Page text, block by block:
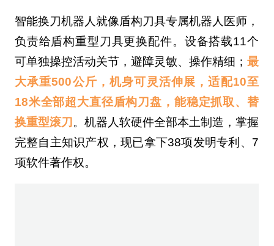
智能换刀机器人就像盾构刀具专属机器人医师，
负责给盾构重型刀具更换配件。设备搭载11个
可单独操控活动关节，避障灵敏、操作精细； 最
大承重500公斤，机身可灵活伸展，适配10至
18米全部超大直径盾构刀盘，能稳定抓取、替
换重型滚刀 。机器人软硬件全部本土制造，掌握
完整自主知识产权，现已拿下38项发明专利、7
项软件著作权。